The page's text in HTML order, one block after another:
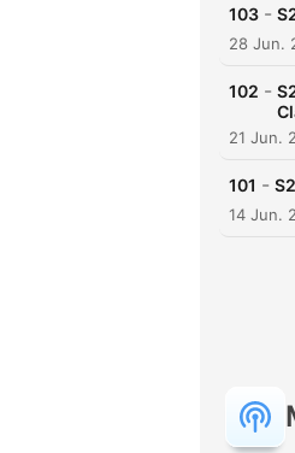
103 -
28 Jun.
102 -
21 Jun.
101 -
14 Jun.